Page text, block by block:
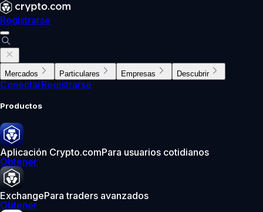
Registrarse
Mercados Particulares Empresas Descubrir
ConectarRegistrarse
Productos
Aplicación Crypto.comPara usuarios cotidianos
Obtener
ExchangePara traders avanzados
Obtener